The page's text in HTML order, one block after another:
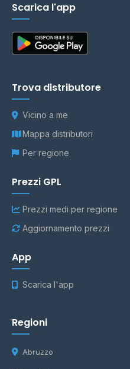
Scarica l'app
Trova distributore
Vicino a me
Mappa distributori
Per regione
Prezzi GPL
Prezzi medi per regione
Aggiornamento prezzi
App
Scarica l'app
Regioni
Abruzzo